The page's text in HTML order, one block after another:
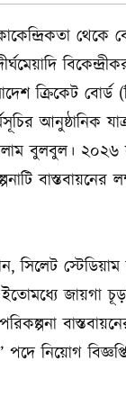
ক্রিকেট বোর্ড
আনুষ্ঠানিক
বুলবুল। ২০২৬
বাস্তবায়নের
সিলেট
জায়গা
পদে নিয়োগ